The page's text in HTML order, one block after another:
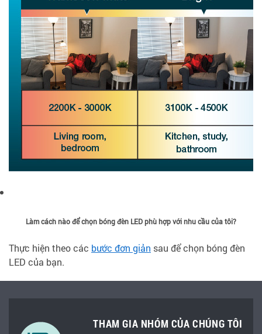
Làm cách nào để chọn bóng đèn LED phù hợp với nhu cầu của tôi?
Thực hiện theo các bước đơn giản sau để chọn bóng đèn
LED của bạn.
THAM GIA NHÓM CỦA CHÚNG TÔI